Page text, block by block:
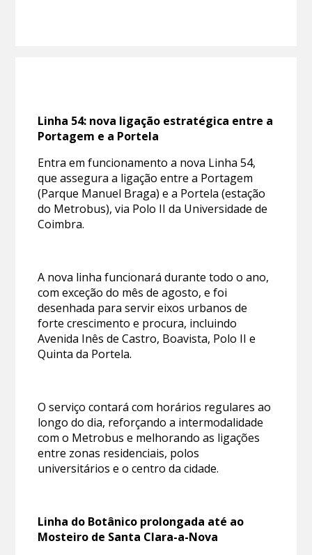
Linha 54: nova ligação estratégica entre a
Portagem e a Portela
Entra em funcionamento a nova Linha 54,
que assegura a ligação entre a Portagem
(Parque Manuel Braga) e a Portela (estação
do Metrobus), via Polo II da Universidade de
Coimbra.
A nova linha funcionará durante todo o ano,
com exceção do mês de agosto, e foi
desenhada para servir eixos urbanos de
forte crescimento e procura, incluindo
Avenida Inês de Castro, Boavista, Polo II e
Quinta da Portela.
O serviço contará com horários regulares ao
longo do dia, reforçando a intermodalidade
com o Metrobus e melhorando as ligações
entre zonas residenciais, polos
universitários e o centro da cidade.
Linha do Botânico prolongada até ao
Mosteiro de Santa Clara-a-Nova